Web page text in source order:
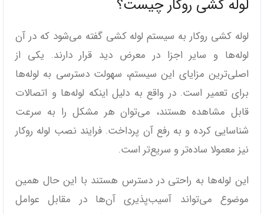
لوله کشی روکار چیست؟
لوله کشی روکار به سیستم لوله کشی گفته می‌شود که در آن
لوله‌ها و سایر اجزا در معرض دید قرار دارند. یکی از
اصلی‌ترین مزایای این سیستم، سهولت دسترسی به لوله‌ها
برای تعمیر است. در واقع به دلیل اینکه لوله‌ها و اتصالات
قابل مشاهده هستند، می‌توان هر مشکل را به سرعت
شناسایی کرده و به رفع آن پرداخت. فرایند نصب لوله روکار
نیز معمولا ساده‌تر و سریع‌تر است.
این لوله‌ها به راحتی در دسترس هستند با این حال همین
موضوع می‌تواند آسیب‌پذیری آن‌ها در مقابل عوامل